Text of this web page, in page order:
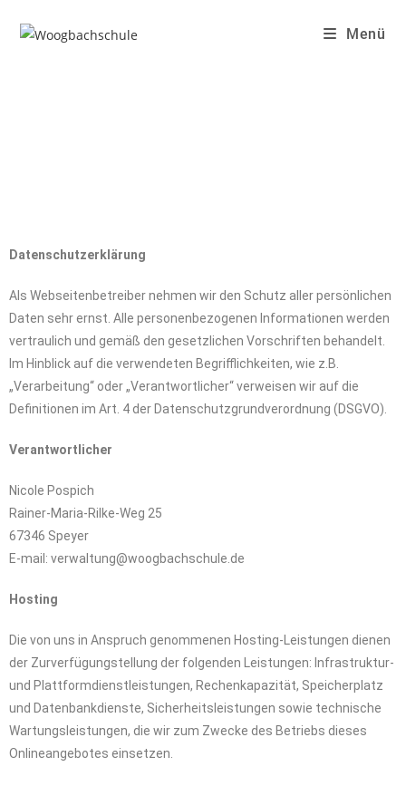
Menü
Datenschutzerklärung
Als Webseitenbetreiber nehmen wir den Schutz aller persönlichen
Daten sehr ernst. Alle personenbezogenen Informationen werden
vertraulich und gemäß den gesetzlichen Vorschriften behandelt.
Im Hinblick auf die verwendeten Begrifflichkeiten, wie z.B.
„Verarbeitung“ oder „Verantwortlicher“ verweisen wir auf die
Definitionen im Art. 4 der Datenschutzgrundverordnung (DSGVO).
Verantwortlicher
Nicole Pospich
Rainer-Maria-Rilke-Weg 25
67346 Speyer
E-mail: verwaltung@woogbachschule.de
Hosting
Die von uns in Anspruch genommenen Hosting-Leistungen dienen
der Zurverfügungstellung der folgenden Leistungen: Infrastruktur-
und Plattformdienstleistungen, Rechenkapazität, Speicherplatz
und Datenbankdienste, Sicherheitsleistungen sowie technische
Wartungsleistungen, die wir zum Zwecke des Betriebs dieses
Onlineangebotes einsetzen.